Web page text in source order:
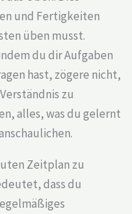
und Fertigkeiten
üben musst.
du dir Aufgaben
hast, zögere nicht,
zu
alles, was du gelernt
Zeitplan zu
dass du